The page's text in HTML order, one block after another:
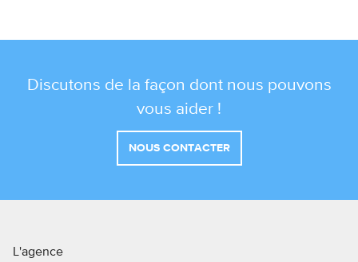
Discutons de la façon dont nous pouvons
vous aider !
NOUS CONTACTER
L'agence